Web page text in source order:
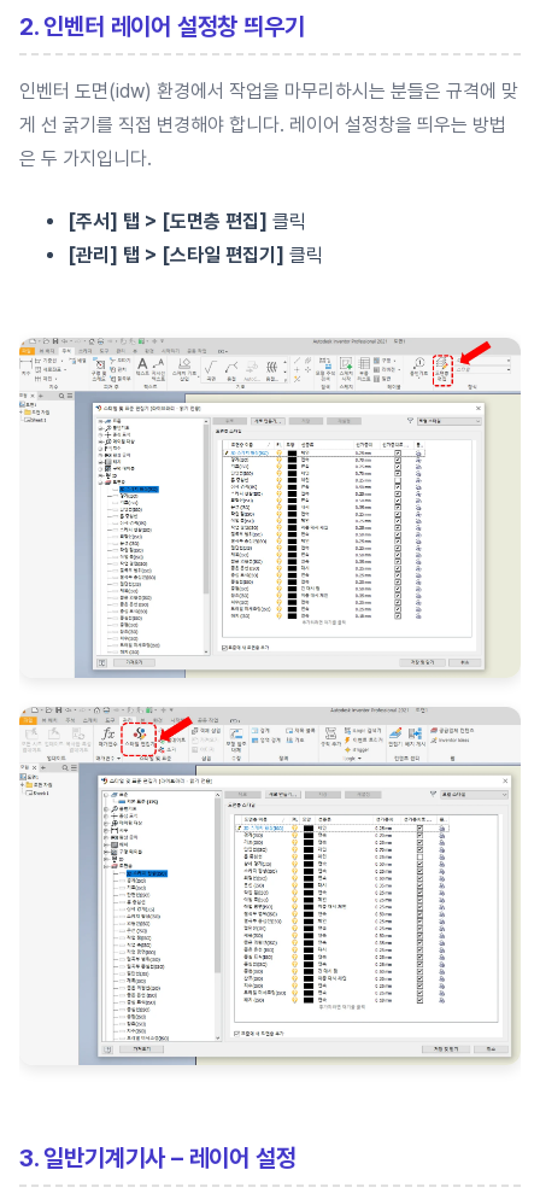
2. 인벤터 레이어 설정창 띄우기
인벤터 도면(idw) 환경에서 작업을 마무리하시는 분들은 규격에 맞
게 선 굵기를 직접 변경해야 합니다. 레이어 설정창을 띄우는 방법
은 두 가지입니다.
[주서] 탭 > [도면층 편집] 클릭
[관리] 탭 > [스타일 편집기] 클릭
3. 일반기계기사 – 레이어 설정